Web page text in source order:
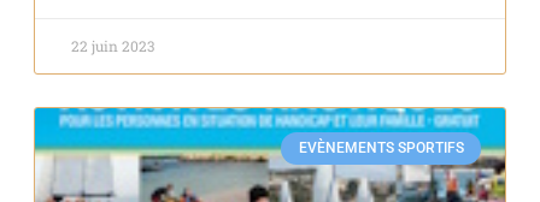
22 juin 2023
EVÈNEMENTS SPORTIFS